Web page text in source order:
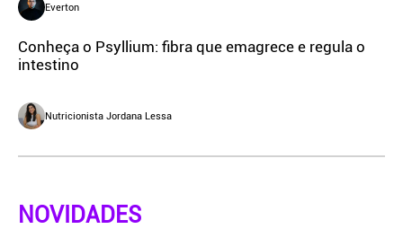
Everton
Conheça o Psyllium: fibra que emagrece e regula o
intestino
Nutricionista Jordana Lessa
NOVIDADES